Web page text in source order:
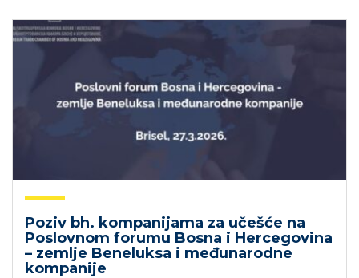
Poziv bh. kompanijama za učešće na
Poslovnom forumu Bosna i Hercegovina
– zemlje Beneluksa i međunarodne
kompanije